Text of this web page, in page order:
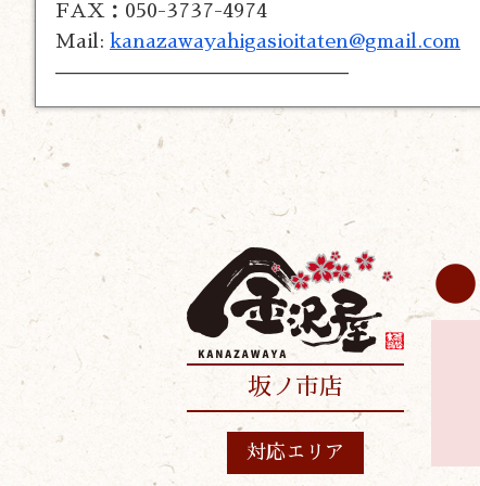
FAX：050-3737-4974
Mail: kanazawayahigasioitaten@gmail.com
———————————————
坂ノ市店
対応エリア